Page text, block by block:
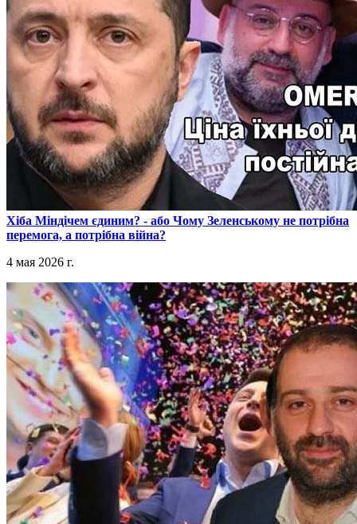
​Хіба Міндічем єдиним? - або Чому Зеленському не потрібна
перемога, а потрібна війна?
4 мая 2026 г.